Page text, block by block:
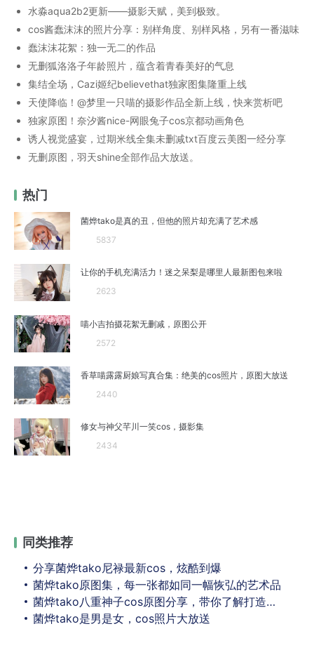
水淼aqua2b2更新——摄影天赋，美到极致。
cos酱蠢沫沫的照片分享：别样角度、别样风格，另有一番滋味
蠢沫沫花絮：独一无二的作品
无删狐洛洛子年龄照片，蕴含着青春美好的气息
集结全场，Cazi姬纪believethat独家图集隆重上线
天使降临！@梦里一只喵的摄影作品全新上线，快来赏析吧
独家原图！奈汐酱nice-网眼兔子cos京都动画角色
诱人视觉盛宴，过期米线全集未删减txt百度云美图一经分享
无删原图，羽天shine全部作品大放送。
热门
菌烨tako是真的丑，但他的照片却充满了艺术感
5837
让你的手机充满活力！迷之呆梨是哪里人最新图包来啦
2623
喵小吉拍摄花絮无删减，原图公开
2572
香草喵露露厨娘写真合集：绝美的cos照片，原图大放送
2440
修女与神父芊川一笑cos，摄影集
2434
同类推荐
分享菌烨tako尼禄最新cos，炫酷到爆
菌烨tako原图集，每一张都如同一幅恢弘的艺术品
菌烨tako八重神子cos原图分享，带你了解打造每个细节的心路历程
菌烨tako是男是女，cos照片大放送